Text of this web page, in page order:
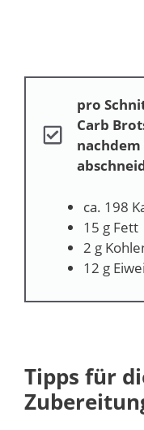
pro
Carb
ca. 198
15 g Fett
2 g
12 g
Tipps für